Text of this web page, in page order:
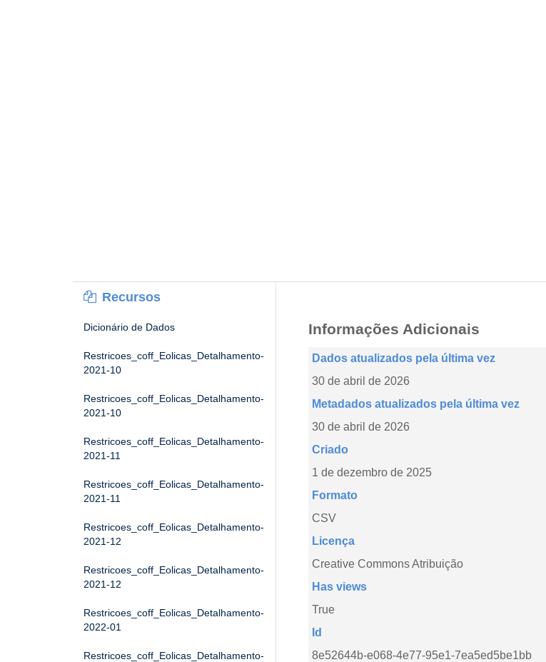
Recursos
Dicionário de Dados
Restricoes_coff_Eolicas_Detalhamento-
2021-10
Restricoes_coff_Eolicas_Detalhamento-
2021-10
Restricoes_coff_Eolicas_Detalhamento-
2021-11
Restricoes_coff_Eolicas_Detalhamento-
2021-11
Restricoes_coff_Eolicas_Detalhamento-
2021-12
Restricoes_coff_Eolicas_Detalhamento-
2021-12
Restricoes_coff_Eolicas_Detalhamento-
2022-01
Restricoes_coff_Eolicas_Detalhamento-
Informações Adicionais
Dados atualizados pela última vez
30 de abril de 2026
Metadados atualizados pela última vez
30 de abril de 2026
Criado
1 de dezembro de 2025
Formato
CSV
Licença
Creative Commons Atribuição
Has views
True
Id
8e52644b-e068-4e77-95e1-7ea5ed5be1bb